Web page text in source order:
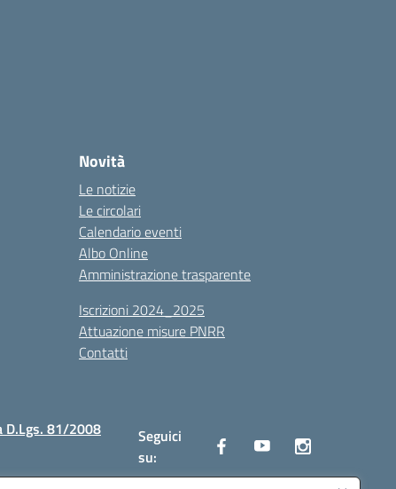
Novità
Le notizie
Le circolari
Calendario eventi
Albo Online
Amministrazione trasparente
Iscrizioni 2024_2025
Attuazione misure PNRR
Contatti
D.Lgs. 81/2008
Seguici
su: